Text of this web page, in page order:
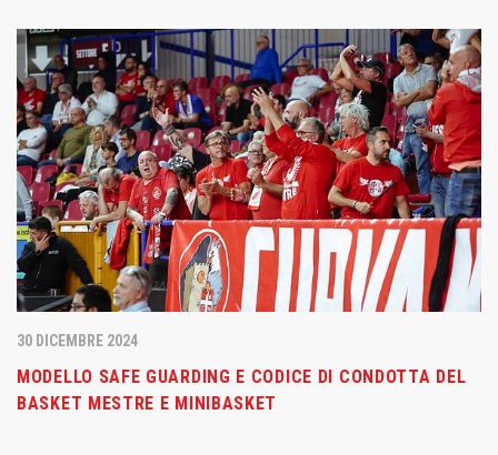
30 DICEMBRE 2024
MODELLO SAFE GUARDING E CODICE DI CONDOTTA DEL
BASKET MESTRE E MINIBASKET